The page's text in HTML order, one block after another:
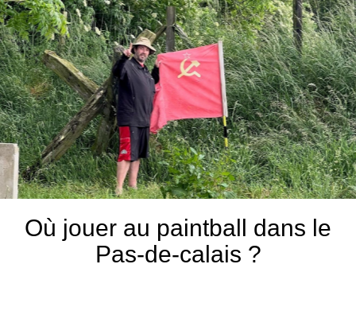
Où jouer au paintball dans le
Pas-de-calais ?